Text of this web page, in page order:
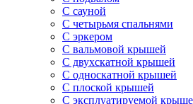
С сауной
С четырьмя спальнями
С эркером
С вальмовой крышей
С двухскатной крышей
С односкатной крышей
С плоской крышей
С эксплуатируемой